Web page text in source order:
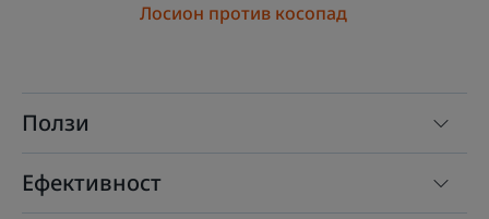
Лосион против косопад
Ползи
Ефективност